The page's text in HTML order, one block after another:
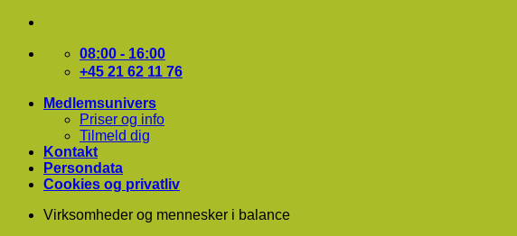
Fortsæt
indhold
08:00 - 16:00
+45 21 62 11 76
Medlemsunivers
Priser og info
Tilmeld dig
Kontakt
Persondata
Cookies og privatliv
Virksomheder og mennesker i balance